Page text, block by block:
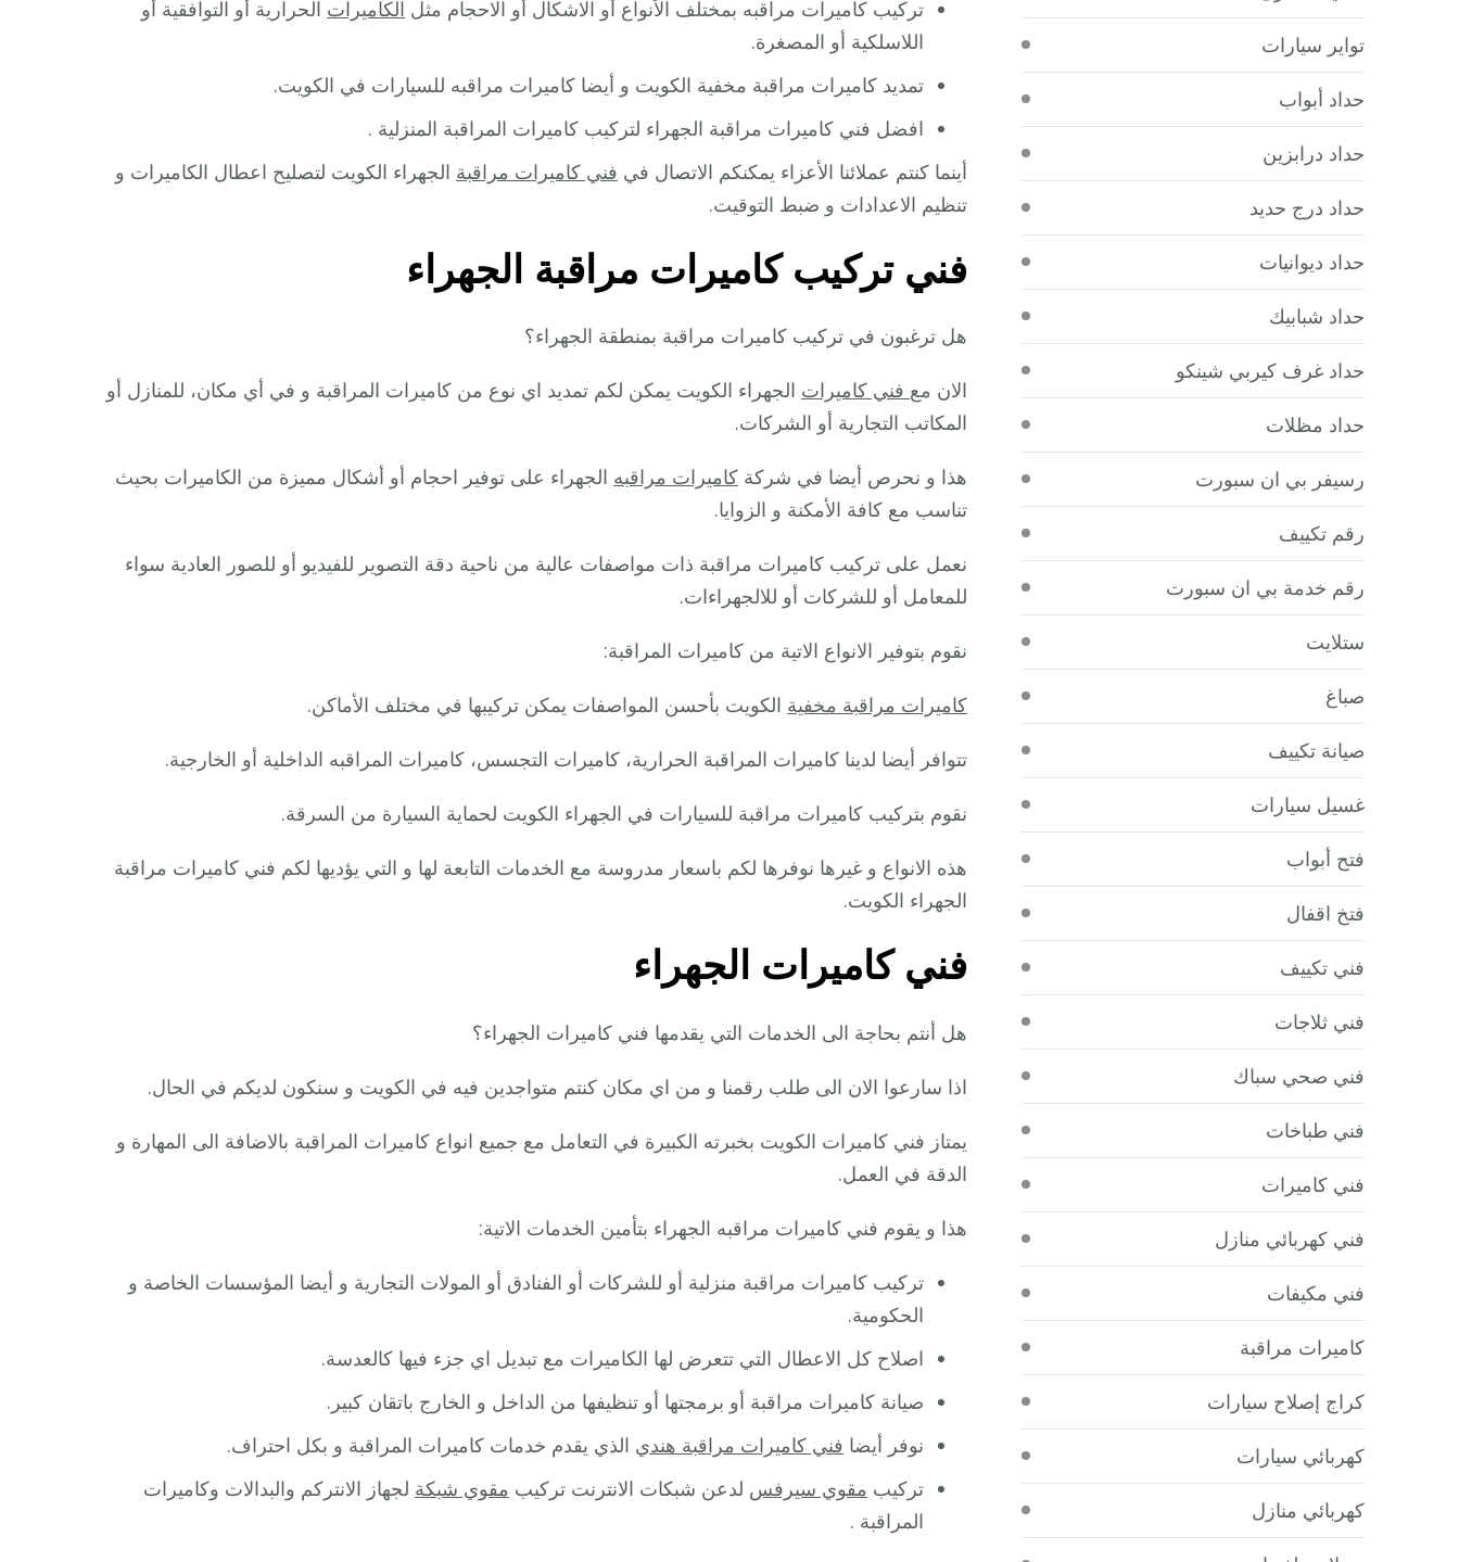
تركيب كاميرات مراقبه بمختلف الأنواع أو الاشكال أو الاحجام مثل الكاميرات الحرارية أو التوافقية أو
اللاسلكية أو المصغرة.
تمديد كاميرات مراقبة مخفية الكويت و أيضا كاميرات مراقبه للسيارات في الكويت.
افضل فني كاميرات مراقبة الجهراء لتركيب كاميرات المراقبة المنزلية .
أينما كنتم عملائنا الأعزاء يمكنكم الاتصال في فني كاميرات مراقبة الجهراء الكويت لتصليح اعطال الكاميرات و
تنظيم الاعدادات و ضبط التوقيت.
فني تركيب كاميرات مراقبة الجهراء
هل ترغبون في تركيب كاميرات مراقبة بمنطقة الجهراء؟
الان مع فني كاميرات الجهراء الكويت يمكن لكم تمديد اي نوع من كاميرات المراقبة و في أي مكان، للمنازل أو
المكاتب التجارية أو الشركات.
هذا و نحرص أيضا في شركة كاميرات مراقبه الجهراء على توفير احجام أو أشكال مميزة من الكاميرات بحيث
تناسب مع كافة الأمكنة و الزوايا.
نعمل على تركيب كاميرات مراقبة ذات مواصفات عالية من ناحية دقة التصوير للفيديو أو للصور العادية سواء
للمعامل أو للشركات أو للالجهراءات.
نقوم بتوفير الانواع الاتية من كاميرات المراقبة:
كاميرات مراقبة مخفية الكويت بأحسن المواصفات يمكن تركيبها في مختلف الأماكن.
تتوافر أيضا لدينا كاميرات المراقبة الحرارية، كاميرات التجسس، كاميرات المراقبه الداخلية أو الخارجية.
نقوم بتركيب كاميرات مراقبة للسيارات في الجهراء الكويت لحماية السيارة من السرقة.
هذه الانواع و غيرها نوفرها لكم باسعار مدروسة مع الخدمات التابعة لها و التي يؤديها لكم فني كاميرات مراقبة
الجهراء الكويت.
فني كاميرات الجهراء
هل أنتم بحاجة الى الخدمات التي يقدمها فني كاميرات الجهراء؟
اذا سارعوا الان الى طلب رقمنا و من اي مكان كنتم متواجدين فيه في الكويت و سنكون لديكم في الحال.
يمتاز فني كاميرات الكويت بخبرته الكبيرة في التعامل مع جميع انواع كاميرات المراقبة بالاضافة الى المهارة و
الدقة في العمل.
هذا و يقوم فني كاميرات مراقبه الجهراء بتأمين الخدمات الاتية:
تركيب كاميرات مراقبة منزلية أو للشركات أو الفنادق أو المولات التجارية و أيضا المؤسسات الخاصة و
الحكومية.
اصلاح كل الاعطال التي تتعرض لها الكاميرات مع تبديل اي جزء فيها كالعدسة.
صيانة كاميرات مراقبة أو برمجتها أو تنظيفها من الداخل و الخارج باتقان كبير.
نوفر أيضا فني كاميرات مراقبة هندي الذي يقدم خدمات كاميرات المراقبة و بكل احتراف.
تركيب مقوي سيرفس لدعن شبكات الانترنت تركيب مقوي شبكة لجهاز الانتركم والبدالات وكاميرات
المراقبة .
تواير سيارات
حداد أبواب
حداد درابزين
حداد درج حديد
حداد ديوانيات
حداد شبابيك
حداد غرف كيربي شينكو
حداد مظلات
رسيفر بي ان سبورت
رقم تكييف
رقم خدمة بي ان سبورت
ستلايت
صباغ
صيانة تكييف
غسيل سيارات
فتح أبواب
فتخ اقفال
فني تكييف
فني ثلاجات
فني صحي سباك
فني طباخات
فني كاميرات
فني كهربائي منازل
فني مكيفات
كاميرات مراقبة
كراج إصلاح سيارات
كهربائي سيارات
كهربائي منازل